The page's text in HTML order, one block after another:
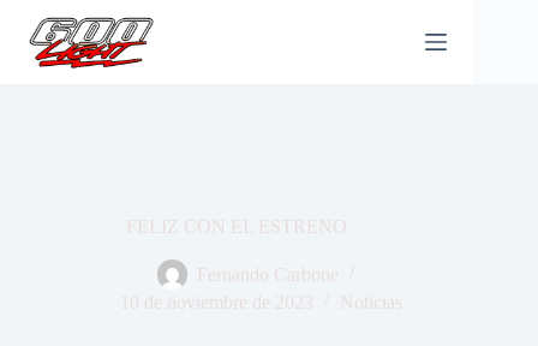
contenido
FELIZ CON EL ESTRENO
Fernando Carbone
10 de noviembre de 2023
Noticias